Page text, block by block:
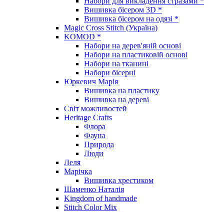
Вишивка бісером 3D *
Вишивка бісером на одязі *
Magic Cross Stitch (Україна)
KOMOD *
Набори на дерев'яній основі
Набори на пластиковій основі
Набори на тканині
Набори бісерні
Юркевич Марія
Вишивка на пластику
Вишивка на дереві
Світ можливостей
Heritage Crafts
Флора
Фауна
Природа
Люди
Леля
Марічка
Вишивка хрестиком
Шаменко Наталія
Kingdom of handmade
Stitch Color Mix